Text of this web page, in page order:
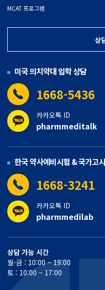
MCAT 프로그램
상
미국 의치약대 입학 상담
1668-5436
카카오톡 ID
pharmmeditalk
한국 약사예비시험 & 국가고
1668-3241
카카오톡 ID
pharmmedilab
상담 가능 시간
월-금 : 10:00 ~ 19:00
토 : 10:00 ~ 17:00